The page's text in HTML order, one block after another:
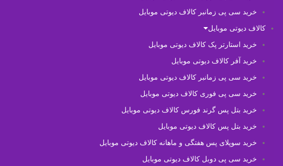
خرید سی پی زمانبر کالاف دیوتی موبایل
کالاف دیوتی موبایل
خرید استارتر پک کالاف دیوتی موبایل
خرید آفر کالاف دیوتی موبایل
خرید سی پی زمانبر کالاف دیوتی موبایل
خرید سی پی فوری کالاف دیوتی موبایل
خرید بتل پس گرند فورس کالاف دیوتی موبایل
خرید بتل پس کالاف دیوتی موبایل
خرید سوپلای پس هفتگی و ماهانه کالاف دیوتی موبایل
خرید سی پی دوبل کالاف دیوتی موبایل